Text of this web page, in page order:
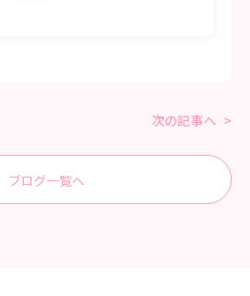
ブログ一覧へ
次の記事へ